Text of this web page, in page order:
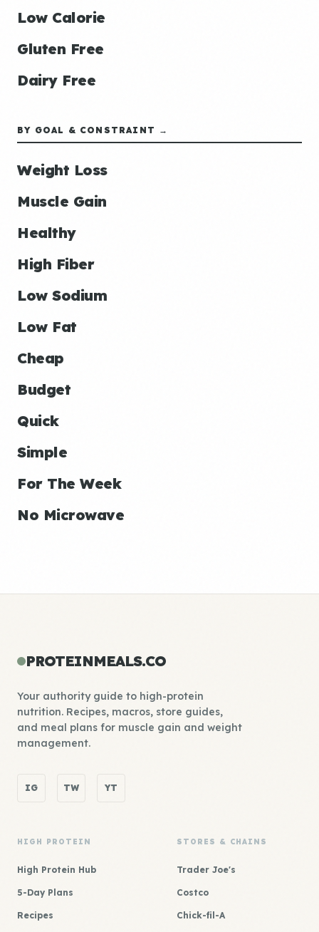
Low Calorie
Gluten Free
Dairy Free
BY GOAL & CONSTRAINT →
Weight Loss
Muscle Gain
Healthy
High Fiber
Low Sodium
Low Fat
Cheap
Budget
Quick
Simple
For The Week
No Microwave
PROTEINMEALS.CO
Your authority guide to high-protein
nutrition. Recipes, macros, store guides,
and meal plans for muscle gain and weight
management.
IG TW YT
HIGH PROTEIN
High Protein Hub
5-Day Plans
Recipes
STORES & CHAINS
Trader Joe's
Costco
Chick-fil-A